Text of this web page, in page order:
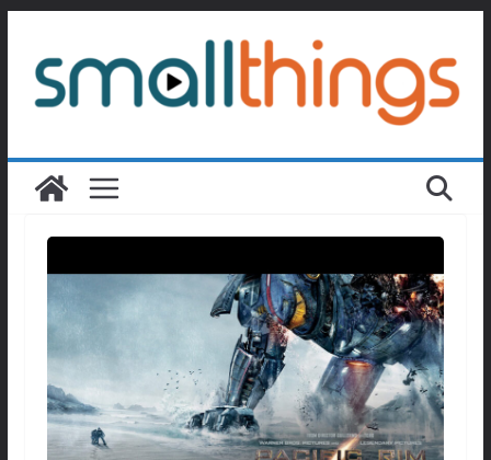
contenu